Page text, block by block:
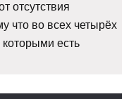
отсутствия
что во всех четырёх
которыми есть